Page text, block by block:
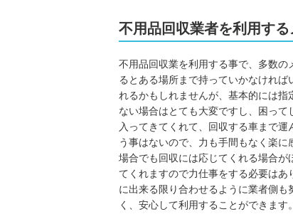
不用品回収業者を利用する
不用品回収業を利用する事で、多数
るとある場所まで持っていかなけれ
れるかもしれませんが、基本的には
ない場合はとても大変ですし、困っ
入ってきてくれて、回収する車まで
う事はないので、力も手間もなく楽
場合でも回収には応じてくれる場合
てくれますので力仕事をする必要は
に出来る限り合わせるように業者側
く、安心して利用することができます。